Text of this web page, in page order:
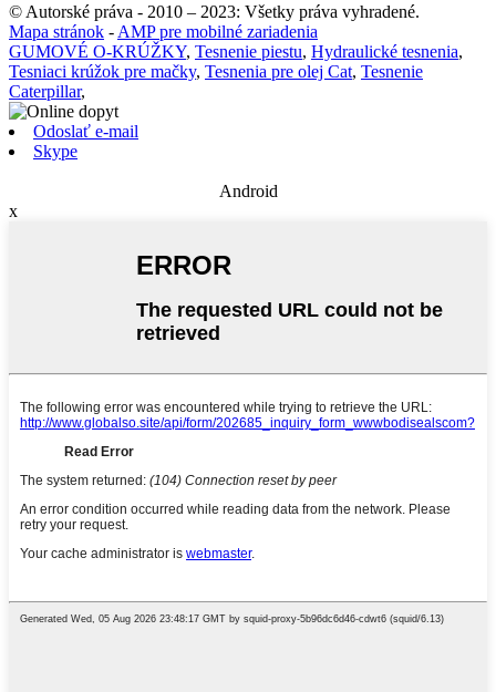
© Autorské práva - 2010 – 2023: Všetky práva vyhradené.
Mapa stránok - AMP pre mobilné zariadenia
GUMOVÉ O-KRÚŽKY, Tesnenie piestu, Hydraulické tesnenia,
Tesniaci krúžok pre mačky, Tesnenia pre olej Cat, Tesnenie
Caterpillar,
Odoslať e-mail
Skype
Android
x